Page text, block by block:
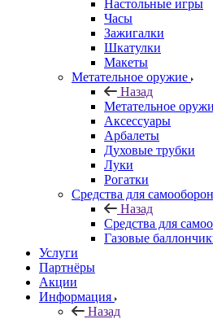
Настольные игры
Часы
Зажигалки
Шкатулки
Макеты
Метательное оружие
Назад
Метательное
Аксессуары
Арбалеты
Духовые трубки
Луки
Рогатки
Средства для
Назад
Средства для
Газовые
Услуги
Партнёры
Акции
Информация
Назад